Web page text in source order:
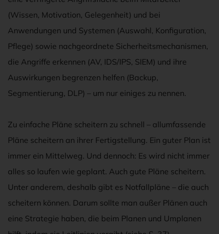
(Wissen, Motivation, Gelegenheit) und bei
Anwendungen und Systemen (Auswahl, Konfiguration,
Pflege) sowie nachgeordnete Sicherheitsmechanismen,
die Angriffe erkennen (AV, IDS/IPS, SIEM) und ihre
Auswirkungen begrenzen helfen (Backup,
Segmentierung, DLP) – um nur einiges zu nennen.
Zu einfache Pläne scheitern zu schnell – allumfassende
Pläne scheitern an ihrer Fertigstellung. Ein guter Plan ist
immer ein Mittelweg. Und dennoch: Es wird nicht immer
alles so laufen wie geplant. Auch gute Pläne scheitern.
Unter anderem, deshalb gibt es Notfallpläne – die auch
scheitern können. Darum sollte man außer Plänen auch
eine Strategie haben, die beim Planen und Umplanen